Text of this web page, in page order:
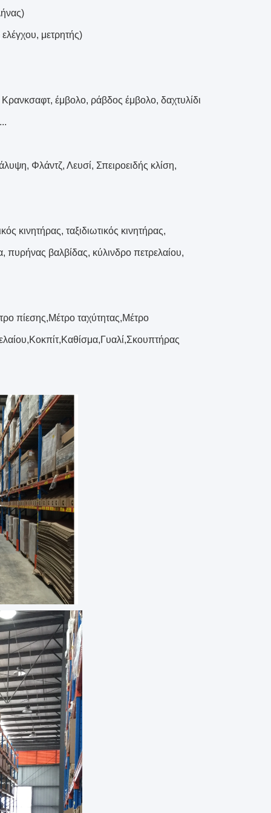
μετρητής)
έμβολο, ράβδος έμβολο, δαχτυλίδι
Φλάντζ, Λευσί, Σπειροειδής κλίση,
κινητήρας, ταξιδιωτικός κινητήρας,
πυρήνας βαλβίδας, κύλινδρο πετρελαίου,
πίεσης,Μέτρο ταχύτητας,Μέτρο